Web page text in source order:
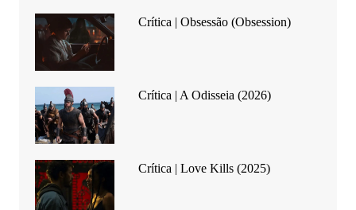
Crítica | Obsessão (Obsession)
Crítica | A Odisseia (2026)
Crítica | Love Kills (2025)